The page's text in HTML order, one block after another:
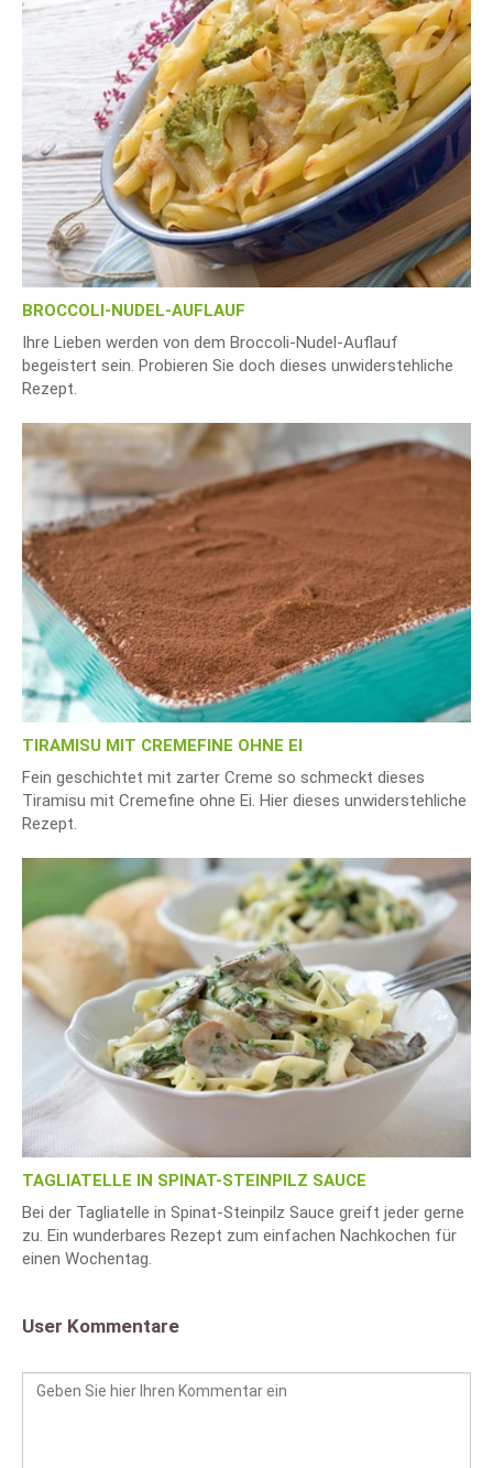
BROCCOLI-NUDEL-AUFLAUF
Ihre Lieben werden von dem Broccoli-Nudel-Auflauf
begeistert sein. Probieren Sie doch dieses unwiderstehliche
Rezept.
TIRAMISU MIT CREMEFINE OHNE EI
Fein geschichtet mit zarter Creme so schmeckt dieses
Tiramisu mit Cremefine ohne Ei. Hier dieses unwiderstehliche
Rezept.
TAGLIATELLE IN SPINAT-STEINPILZ SAUCE
Bei der Tagliatelle in Spinat-Steinpilz Sauce greift jeder gerne
zu. Ein wunderbares Rezept zum einfachen Nachkochen für
einen Wochentag.
User Kommentare